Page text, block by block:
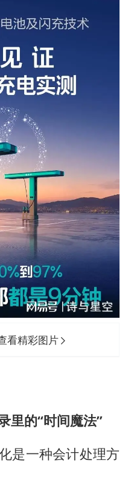
看精彩图片
里的“时间魔法”
是一种会计处理方